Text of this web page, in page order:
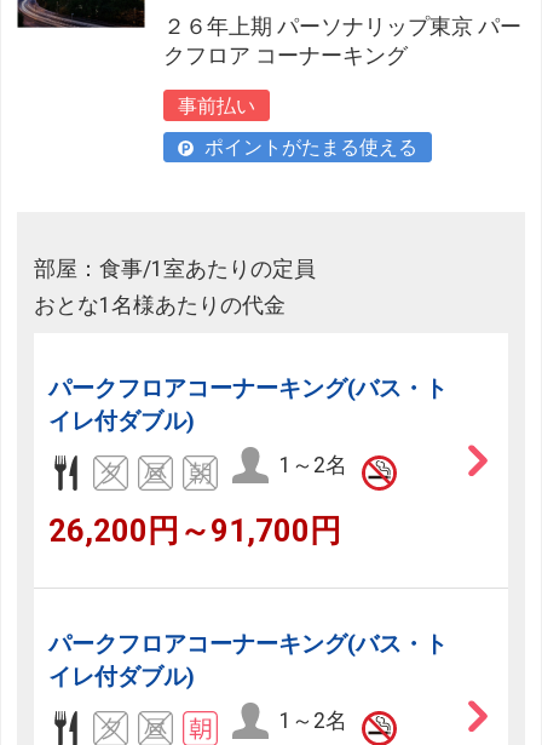
２６年上期 パーソナリップ東京 パー
クフロア コーナーキング
事前払い
ポイントがたまる使える
部屋：食事/1室あたりの定員
おとな1名様あたりの代金
パークフロアコーナーキング(バス・ト
イレ付ダブル)
1～2名
26,200円～91,700円
パークフロアコーナーキング(バス・ト
イレ付ダブル)
1～2名